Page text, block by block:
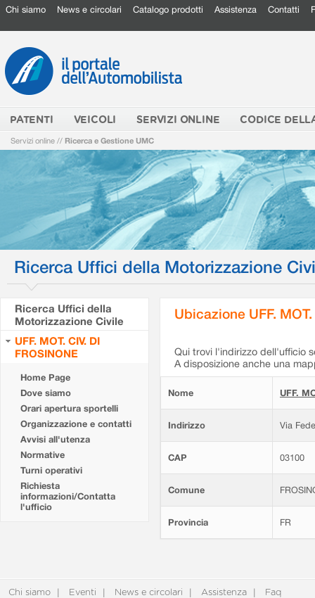
Chi siamo News e circolari Catalogo prodotti Assistenza Contatti
PATENTI VEICOLI SERVIZI ONLINE CODICE
Servizi online // Ricerca e Gestione UMC
Ricerca Uffici della Motorizzazione
Ricerca Uffici della
Motorizzazione Civile
UFF. MOT. CIV. DI
FROSINONE
Home Page
Dove siamo
Orari apertura sportelli
Organizzazione e contatti
Avvisi all'utenza
Normative
Turni operativi
Richiesta
informazioni/Contatta
l'ufficio
Ubicazione UFF.
Qui trovi l'indirizzo dell'ufficio
A disposizione anche una
Nome UFF.
Indirizzo Via
CAP 03100
Comune
Provincia FR
Chi siamo Eventi News e circolari Assistenza Faq